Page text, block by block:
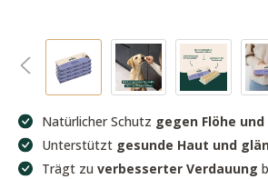
Natürlicher Schutz gegen Flöhe
Unterstützt gesunde Haut und
Trägt zu verbesserter Verdauung